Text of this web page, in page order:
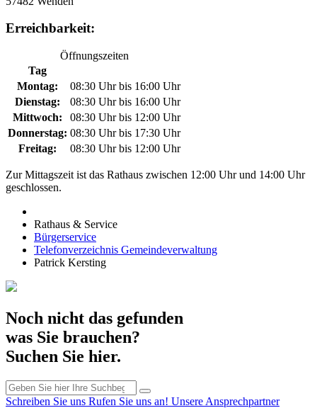
Erreichbarkeit:
Öffnungszeiten
Tag
Montag:
08:30 Uhr bis 16:00 Uhr
Dienstag:
08:30 Uhr bis 16:00 Uhr
Mittwoch:
08:30 Uhr bis 12:00 Uhr
Donnerstag: 08:30 Uhr bis 17:30 Uhr
Freitag:
08:30 Uhr bis 12:00 Uhr
Zur Mittagszeit ist das Rathaus zwischen 12:00 Uhr und 14:00 Uhr
geschlossen.
Rathaus & Service
Bürgerservice
Telefonverzeichnis Gemeindeverwaltung
Patrick Kersting
Noch nicht das gefunden
was Sie brauchen?
Suchen Sie hier.
Schreiben Sie uns Rufen Sie uns an! Unsere Ansprechpartner